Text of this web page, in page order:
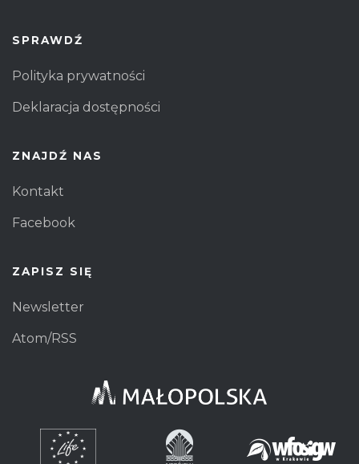
SPRAWDŹ
Polityka prywatności
Deklaracja dostępności
ZNAJDŹ NAS
Kontakt
Facebook
ZAPISZ SIĘ
Newsletter
Atom/RSS